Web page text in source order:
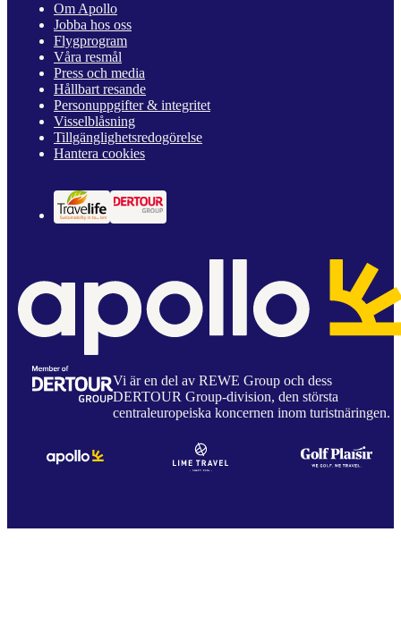
Om Apollo
Jobba hos oss
Flygprogram
Våra resmål
Press och media
Hållbart resande
Personuppgifter & integritet
Visselblåsning
Tillgänglighetsredogörelse
Hantera cookies
Vi är en del av REWE Group och dess
DERTOUR Group-division, den största
centraleuropeiska koncernen inom turistnäringen.